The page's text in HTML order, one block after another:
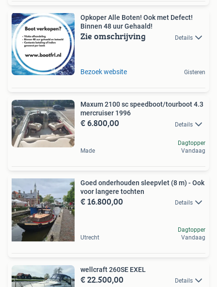
Opkoper Alle Boten! Ook met Defect!
Binnen 48 uur Gehaald!
Zie omschrijving Details
Bezoek website Gisteren
Maxum 2100 sc speedboot/tourboot 4.3
mercruiser 1996
€ 6.800,00 Details
Made
Dagtopper
Vandaag
Goed onderhouden sleepvlet (8 m) - Ook
voor langere tochten
€ 16.800,00 Details
Utrecht
Dagtopper
Vandaag
wellcraft 260SE EXEL
€ 22.500,00 Details